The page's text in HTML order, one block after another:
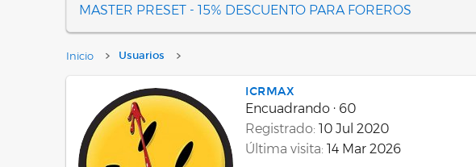
MASTER PRESET - 15% DESCUENTO PARA FOREROS
Inicio Usuarios
ICRMAX
Encuadrando · 60
Registrado 10 Jul 2020
Última visita 14 Mar 2026